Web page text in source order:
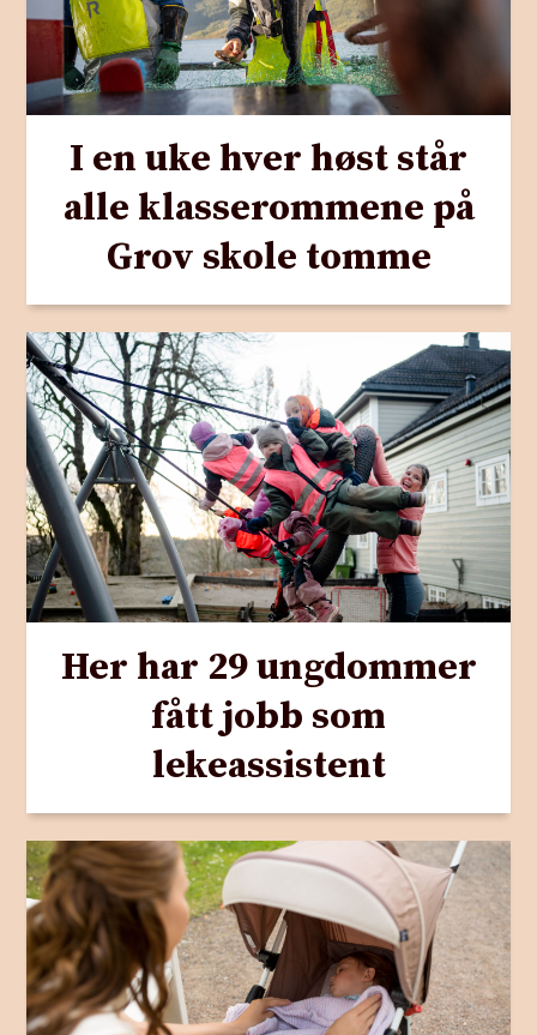
I en uke hver høst står
alle klasserommene på
Grov skole tomme
Her har 29 ungdommer
fått jobb som
lekeassistent